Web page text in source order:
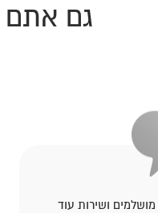
גם אתם
ושירות עוד